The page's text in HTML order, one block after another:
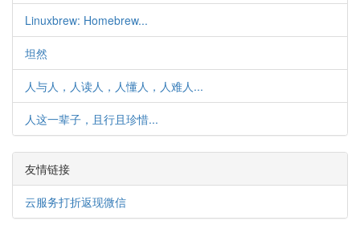
Linuxbrew: Homebrew...
坦然
人与人，人读人，人懂人，人难人...
人这一辈子，且行且珍惜...
友情链接
云服务打折返现微信